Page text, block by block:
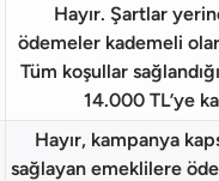
Hayır. Şartlar
ödemeler kademeli
Tüm koşullar
14.000 TL’ye
Hayır, kampanya
sağlayan emeklilere